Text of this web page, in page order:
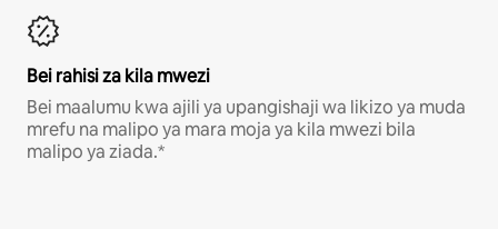
Bei rahisi za kila mwezi
Bei maalumu kwa ajili ya upangishaji wa likizo ya muda
mrefu na malipo ya mara moja ya kila mwezi bila
malipo ya ziada.*